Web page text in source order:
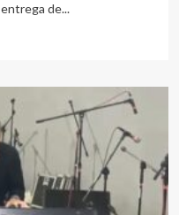
de...